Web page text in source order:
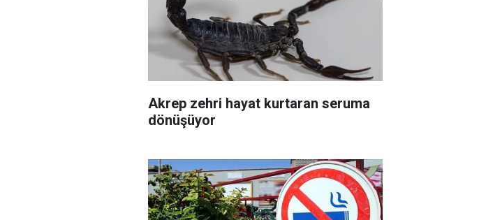
Akrep zehri hayat kurtaran seruma
dönüşüyor